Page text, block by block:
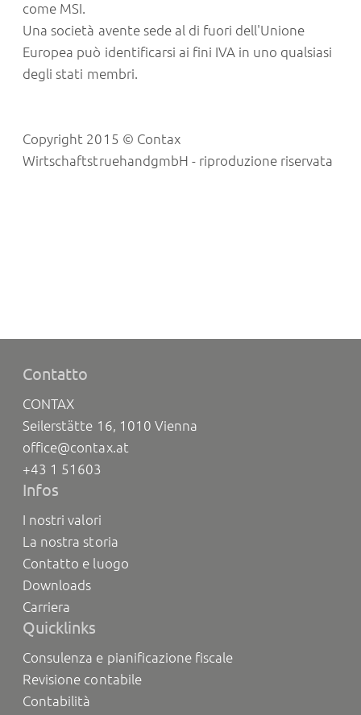
come MSI.
Una società avente sede al di fuori dell'Unione
Europea può identificarsi ai fini IVA in uno qualsiasi
degli stati membri.
Copyright 2015 © Contax
WirtschaftstruehandgmbH - riproduzione riservata
Contatto
CONTAX
Seilerstätte 16, 1010 Vienna
office@contax.at
+43 1 51603
Infos
I nostri valori
La nostra storia
Contatto e luogo
Downloads
Carriera
Quicklinks
Consulenza e pianificazione fiscale
Revisione contabile
Contabilità